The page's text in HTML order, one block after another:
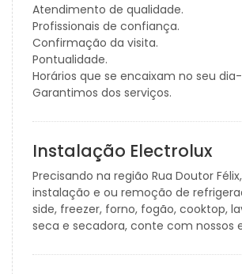
Atendimento de qualidade.
Profissionais de confiança.
Confirmação da visita.
Pontualidade.
Horários que se encaixam no seu
Garantimos dos serviços.
Instalação Electrolux
Precisando na região Rua Doutor
instalação e ou remoção de
side, freezer, forno, fogão, cooktop,
seca e secadora, conte com nossos